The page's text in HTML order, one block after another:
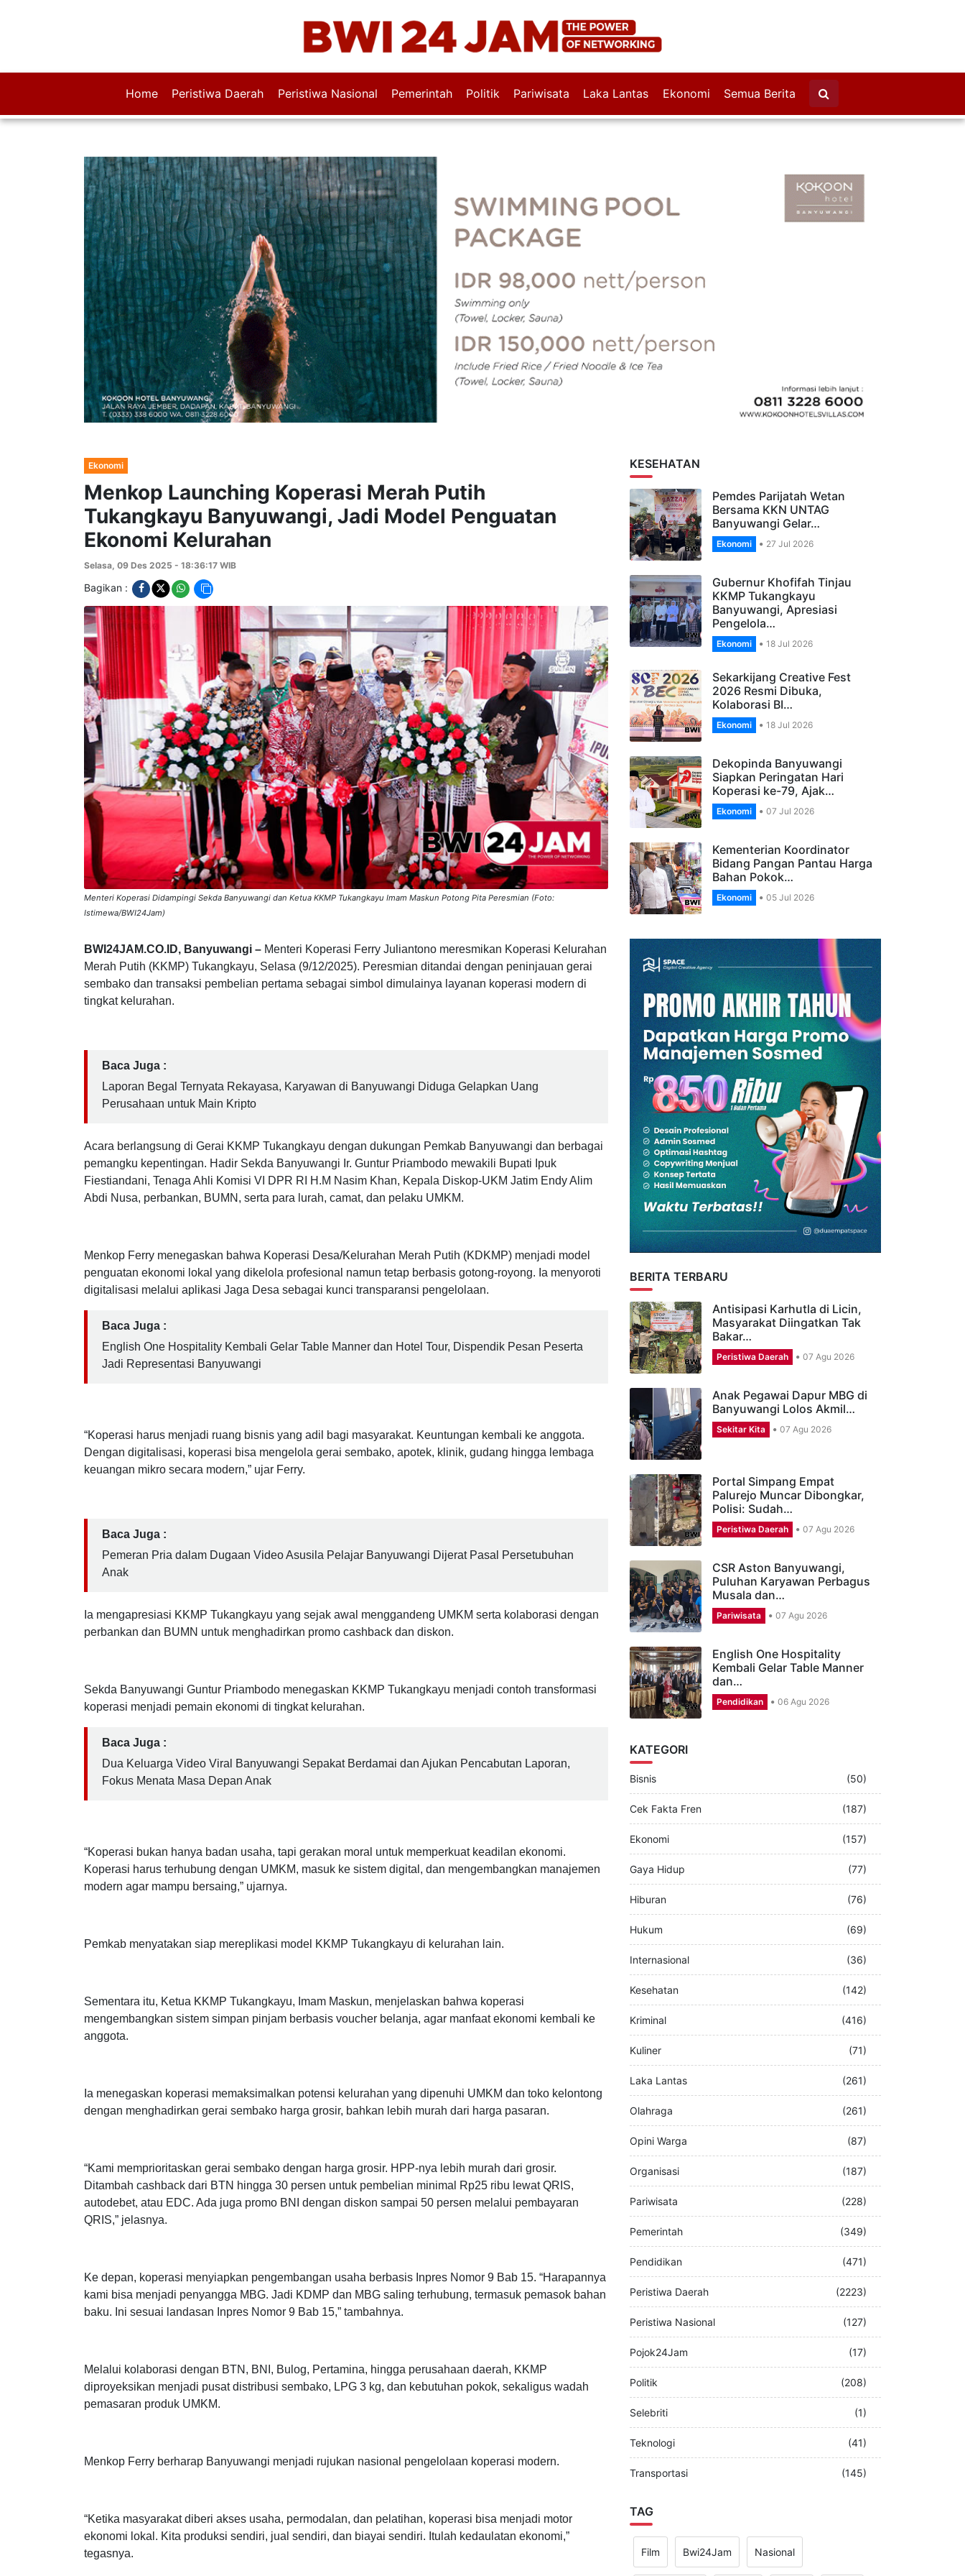
Home Peristiwa Daerah Peristiwa Nasional Pemerintah Politik Pariwisata Laka Lantas Ekonomi Semua Berita
Ekonomi
Menkop Launching Koperasi Merah Putih
Tukangkayu Banyuwangi, Jadi Model Penguatan
Ekonomi Kelurahan
Selasa, 09 Des 2025 - 18:36:17 WIB
Bagikan :
Istimewa/BWI24Jam)
BWI24JAM.CO.ID, Banyuwangi – Menteri Koperasi Ferry Juliantono meresmikan Koperasi Kelurahan
Merah Putih (KKMP) Tukangkayu, Selasa (9/12/2025). Peresmian ditandai dengan peninjauan gerai
Baca Juga :
Perusahaan untuk Main Kripto
Acara berlangsung di Gerai KKMP Tukangkayu dengan dukungan Pemkab Banyuwangi dan berbagai
pemangku kepentingan. Hadir Sekda Banyuwangi Ir. Guntur Priambodo mewakili Bupati Ipuk
Menkop Ferry menegaskan bahwa Koperasi Desa/Kelurahan Merah Putih (KDKMP) menjadi model
digitalisasi melalui aplikasi Jaga Desa sebagai kunci transparansi pengelolaan.
Baca Juga :
“Koperasi harus menjadi ruang bisnis yang adil bagi masyarakat. Keuntungan kembali ke anggota.
Baca Juga :
Anak
koperasi menjadi pemain ekonomi di tingkat kelurahan.
Baca Juga :
“Koperasi bukan hanya badan usaha, tapi gerakan moral untuk memperkuat keadilan ekonomi.
Sementara itu, Ketua KKMP Tukangkayu, Imam Maskun, menjelaskan bahwa koperasi
“Kami memprioritaskan gerai sembako dengan harga grosir. HPP-nya lebih murah dari grosir.
Ditambah cashback dari BTN hingga 30 persen untuk pembelian minimal Rp25 ribu lewat QRIS,
Ke depan, koperasi menyiapkan pengembangan usaha berbasis Inpres Nomor 9 Bab 15. “Harapannya
Melalui kolaborasi dengan BTN, BNI, Bulog, Pertamina, hingga perusahaan daerah, KKMP
“Ketika masyarakat diberi akses usaha, permodalan, dan pelatihan, koperasi bisa menjadi motor
KESEHATAN
Pemdes Parijatah Wetan
Bersama KKN UNTAG
Ekonomi 27 Jul 2026
Gubernur Khofifah Tinjau
KKMP Tukangkayu
Banyuwangi, Apresiasi
Ekonomi 18 Jul 2026
Sekarkijang Creative Fest
2026 Resmi Dibuka,
Ekonomi 18 Jul 2026
Dekopinda Banyuwangi
Siapkan Peringatan Hari
Ekonomi 07 Jul 2026
Kementerian Koordinator
Bidang Pangan Pantau Harga
Ekonomi 05 Jul 2026
BERITA TERBARU
Antisipasi Karhutla di Licin,
Masyarakat Diingatkan Tak
Peristiwa Daerah 07 Agu 2026
Anak Pegawai Dapur MBG di
Portal Simpang Empat
Palurejo Muncar Dibongkar,
Peristiwa Daerah 07 Agu 2026
CSR Aston Banyuwangi,
Puluhan Karyawan Perbagus
Pariwisata 07 Agu 2026
English One Hospitality
Kembali Gelar Table Manner
KATEGORI
Bisnis (50)
Cek Fakta Fren (187)
Ekonomi (157)
Gaya Hidup (77)
Hiburan (76)
Hukum (69)
Internasional (36)
Kesehatan (142)
Kriminal (416)
Kuliner (71)
Laka Lantas (261)
Olahraga (261)
Opini Warga (87)
Organisasi (187)
Pariwisata (228)
Pemerintah (349)
Pendidikan (471)
Peristiwa Daerah (2223)
Peristiwa Nasional (127)
Pojok24Jam (17)
Politik (208)
Selebriti (1)
Transportasi
TAG